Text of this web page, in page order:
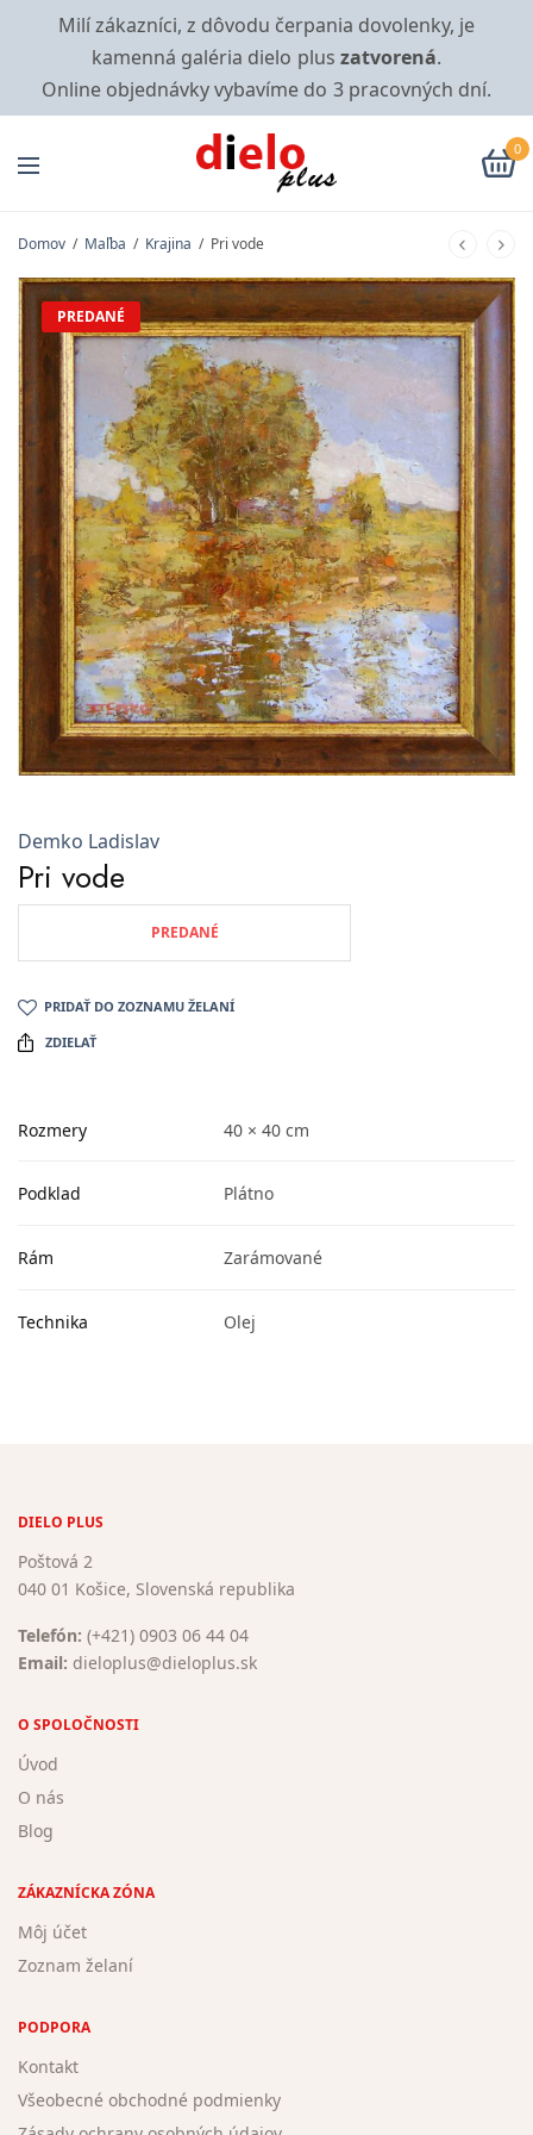
Milí zákazníci, z dôvodu čerpania dovolenky, je
kamenná galéria dielo plus zatvorená.
Online objednávky vybavíme do 3 pracovných dní.
0
Domov / Maľba / Krajina / Pri vode
PREDANÉ
Demko Ladislav
Pri vode
PREDANÉ
PRIDAŤ DO ZOZNAMU ŽELANÍ
ZDIELAŤ
Rozmery 40 × 40 cm
Podklad Plátno
Rám Zarámované
Technika Olej
DIELO PLUS
Poštová 2
040 01 Košice, Slovenská republika
Telefón: (+421) 0903 06 44 04
Email: dieloplus@dieloplus.sk
O SPOLOČNOSTI
Úvod
O nás
Blog
ZÁKAZNÍCKA ZÓNA
Môj účet
Zoznam želaní
PODPORA
Kontakt
Všeobecné obchodné podmienky